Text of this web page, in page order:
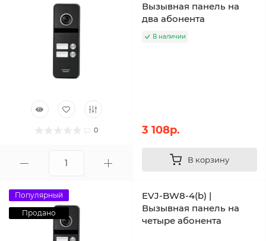
0
Вызывная панель на
два абонента
В наличии
3 108р.
В корзину
Популярный
Продано
EVJ-BW8-4(b) |
Вызывная панель на
четыре абонента